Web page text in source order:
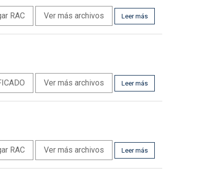
RAC Ver más archivos Leer más
Ver más archivos Leer más
RAC Ver más archivos Leer más